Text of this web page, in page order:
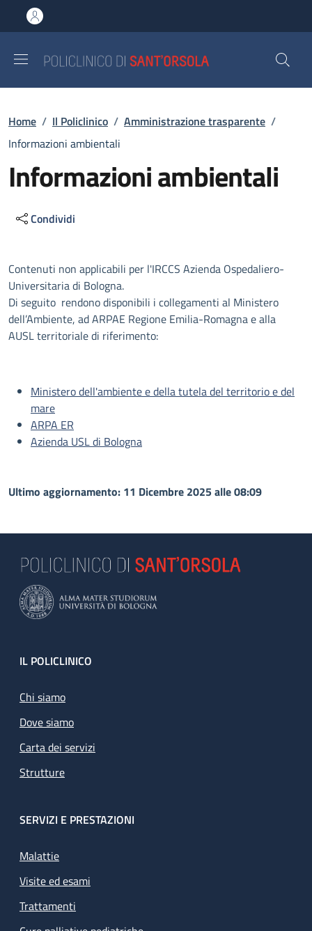
al contenuto principale
to footer content
Briciole di pane
Home / Il Policlinico / Amministrazione trasparente /
Informazioni ambientali
Informazioni ambientali
Condividi
Descrizione
Contenuti non applicabili per l'IRCCS Azienda Ospedaliero-
Universitaria di Bologna.
Di seguito rendono disponibili i collegamenti al Ministero
dell’Ambiente, ad ARPAE Regione Emilia-Romagna e alla
AUSL territoriale di riferimento:
Ministero dell'ambiente e della tutela del territorio e del
mare
ARPA ER
Azienda USL di Bologna
Ultimo aggiornamento: 11 Dicembre 2025 alle 08:09
Footer
IL POLICLINICO
Chi siamo
Dove siamo
Carta dei servizi
Strutture
SERVIZI E PRESTAZIONI
Malattie
Visite ed esami
Trattamenti